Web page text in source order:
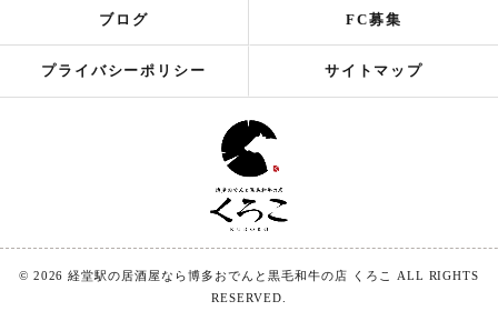
ブログ FC募集
プライバシーポリシー サイトマップ
© 2026 経堂駅の居酒屋なら博多おでんと黒毛和牛の店 くろこ ALL RIGHTS
RESERVED.